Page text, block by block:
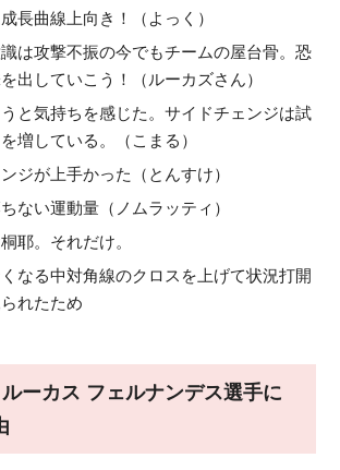
長曲線上向き！（よっく）
は攻撃不振の今でもチームの屋台骨。恐
出していこう！（ルーカズさん）
と気持ちを感じた。サイドチェンジは試
増している。（こまる）
ジが上手かった（とんすけ）
ない運動量（ノムラッティ）
耶。それだけ。
なる中対角線のクロスを上げて状況打開
れたため
ーカス フェルナンデス選手に